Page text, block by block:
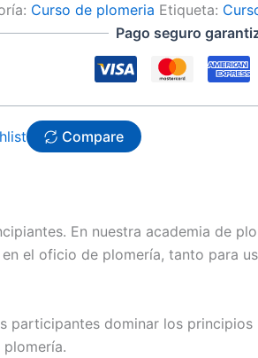
Curso de plomeria Etiqueta:
Pago seguro
Compare
En nuestra academia de
el oficio de plomería, tanto para
dominar los principios